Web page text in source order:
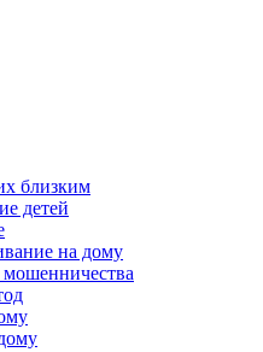
близким
детей
на дому